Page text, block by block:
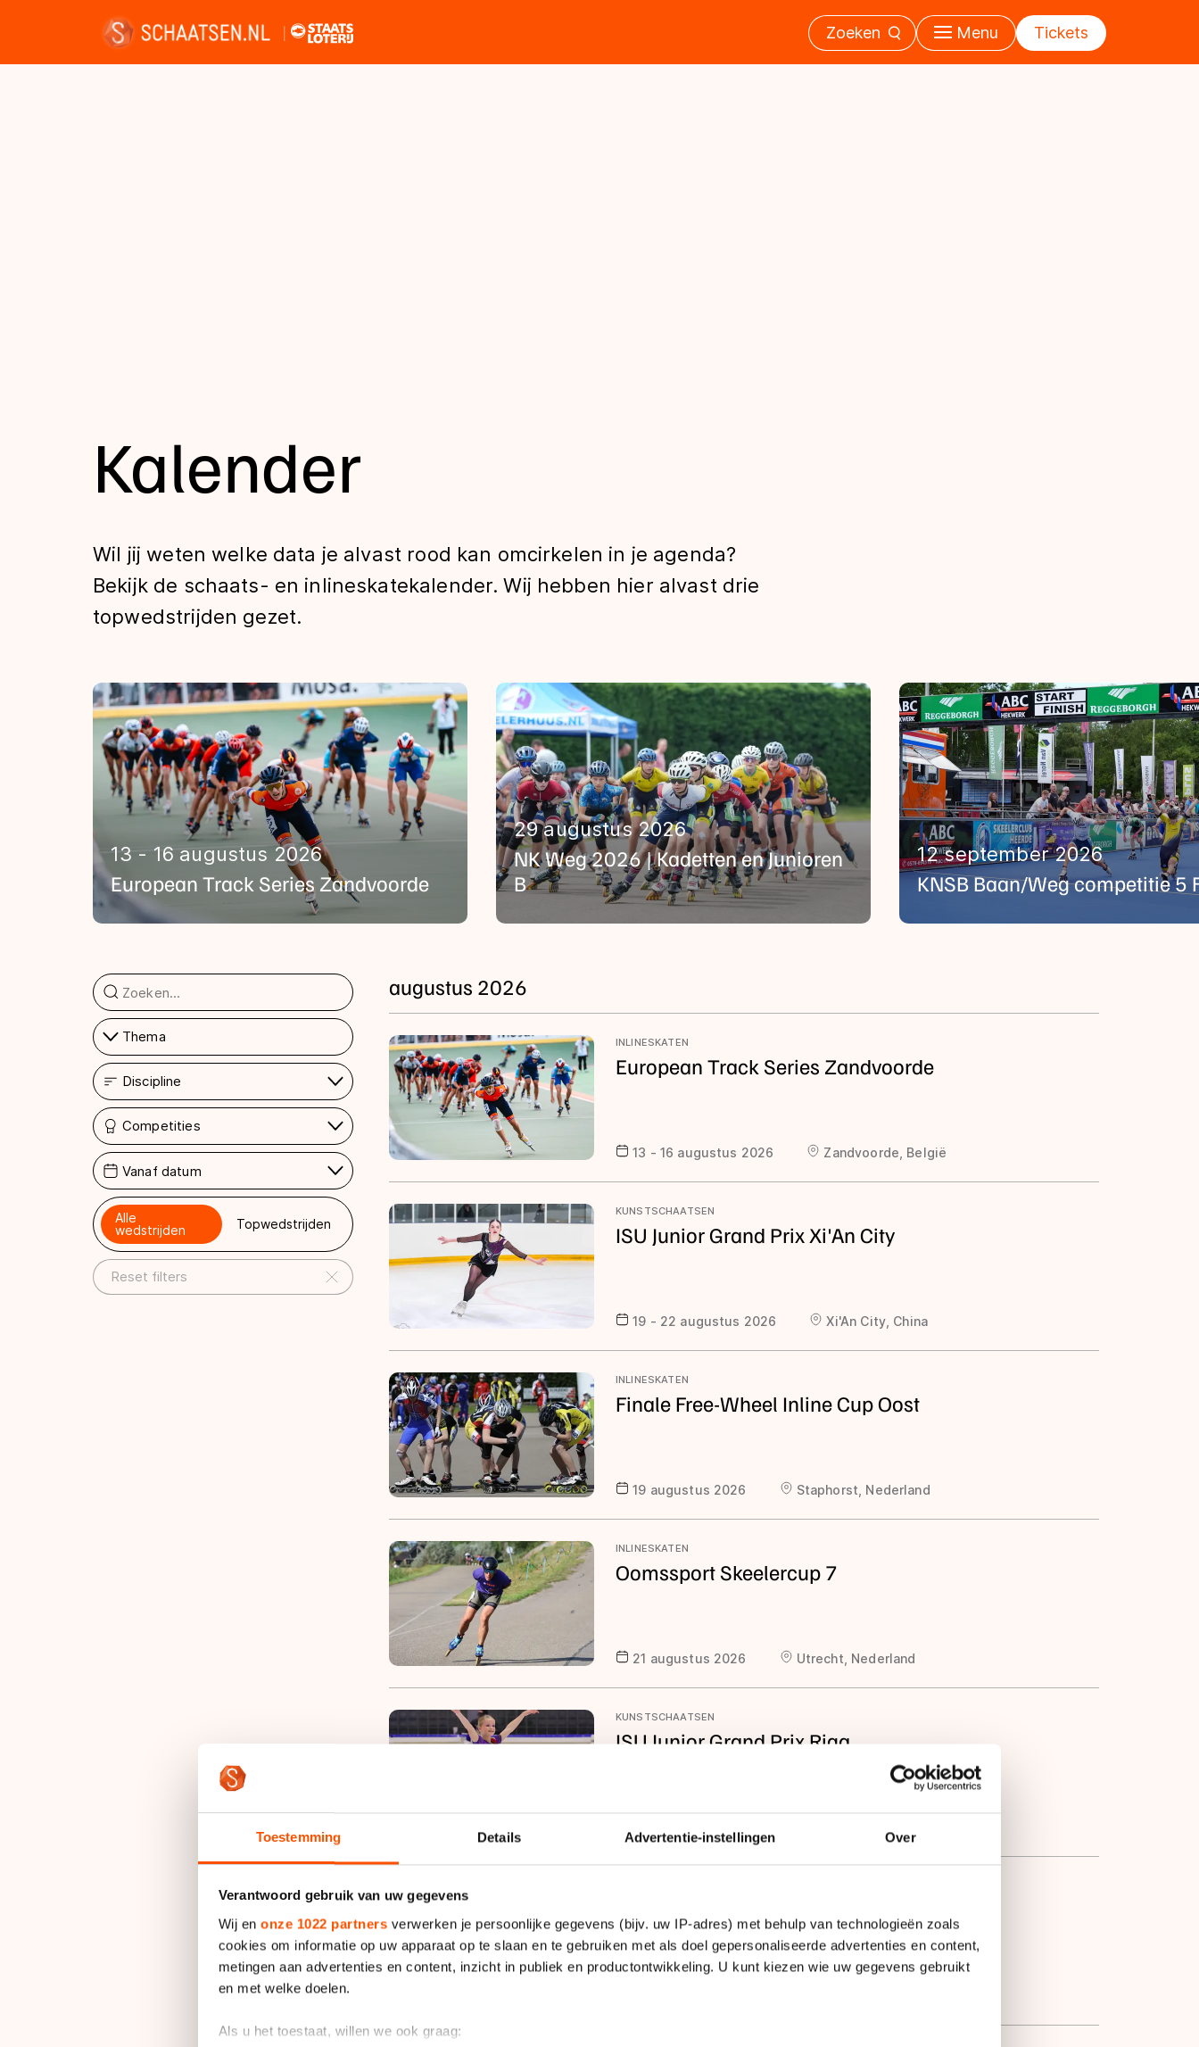
Toestemming Details Advertentie-instellingen Over
Verantwoord gebruik van uw gegevens
Wij en onze 1022 partners verwerken je persoonlijke gegevens (bijv. uw IP-adres) met behulp van technologieën zoals
cookies om informatie op uw apparaat op te slaan en te gebruiken met als doel gepersonaliseerde advertenties en content,
metingen aan advertenties en content, inzicht in publiek en productontwikkeling. U kunt kiezen wie uw gegevens gebruikt
en met welke doelen.
Als u het toestaat, willen we ook graag:
Zoeken Menu Tickets
Tijden & historie
De weg op
Schaatsfans
Olympische Spelen
Kalender
Wil jij weten welke data je alvast rood kan omcirkelen in je agenda?
Bekijk de schaats- en inlineskatekalender. Wij hebben hier alvast drie
topwedstrijden gezet.
13 - 16 augustus 2026
European Track Series Zandvoorde
29 augustus 2026
NK Weg 2026 | Kadetten en Junioren
B
12 september 2026
KNSB Baan/Weg competitie 5
Alle
wedstrijden
Topwedstrijden
Reset filters
augustus 2026
INLINESKATEN
European Track Series Zandvoorde
13 - 16 augustus 2026 Zandvoorde, België
KUNSTSCHAATSEN
ISU Junior Grand Prix Xi'An City
19 - 22 augustus 2026 Xi'An City, China
INLINESKATEN
Finale Free-Wheel Inline Cup Oost
19 augustus 2026 Staphorst, Nederland
INLINESKATEN
Oomssport Skeelercup 7
21 augustus 2026 Utrecht, Nederland
KUNSTSCHAATSEN
ISU Junior Grand Prix Riga